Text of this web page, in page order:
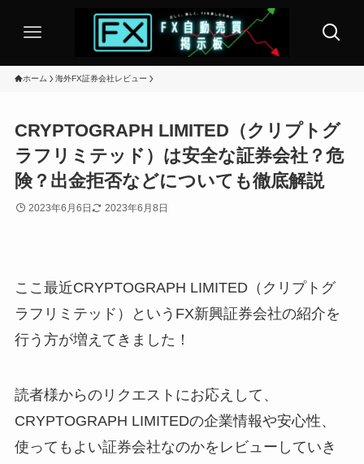
ホーム 海外FX証券会社レビュー
CRYPTOGRAPH LIMITED（クリプトグ
ラフリミテッド）は安全な証券会社？危
険？出金拒否などについても徹底解説
2023年6月6日 2023年6月8日
ここ最近CRYPTOGRAPH LIMITED（クリプトグ
ラフリミテッド）というFX新興証券会社の紹介を
行う方が増えてきました！
読者様からのリクエストにお応えして、
CRYPTOGRAPH LIMITEDの企業情報や安心性、
使ってもよい証券会社なのかをレビューしていき